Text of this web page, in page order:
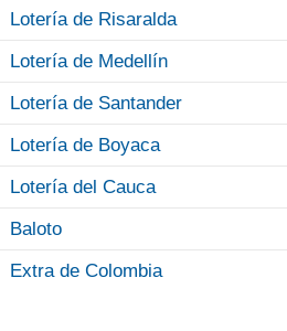
Lotería de Risaralda
Lotería de Medellín
Lotería de Santander
Lotería de Boyaca
Lotería del Cauca
Baloto
Extra de Colombia